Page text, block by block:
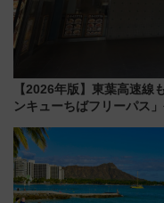
【2026年版】東葉高速線
ンキューちばフリーパス